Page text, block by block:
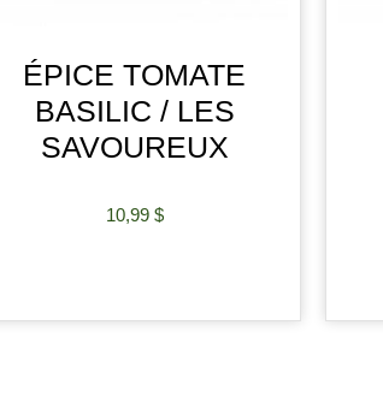
ÉPICE TOMATE
BASILIC / LES
SAVOUREUX
10,99 $